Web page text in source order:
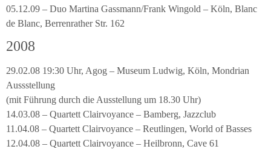
05.12.09 – Duo Martina Gassmann/Frank Wingold – Köln, Blanc
de Blanc, Berrenrather Str. 162
2008
29.02.08 19:30 Uhr, Agog – Museum Ludwig, Köln, Mondrian
Aussstellung
(mit Führung durch die Ausstellung um 18.30 Uhr)
14.03.08 – Quartett Clairvoyance – Bamberg, Jazzclub
11.04.08 – Quartett Clairvoyance – Reutlingen, World of Basses
12.04.08 – Quartett Clairvoyance – Heilbronn, Cave 61